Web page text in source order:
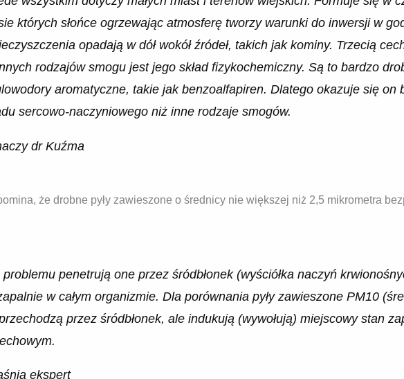
których słońce ogrzewając atmosferę tworzy warunki do inwersji w
opadają w dół wokół źródeł, takich jak kominy. Trzecią
rodzajów smogu jest jego skład fizykochemiczny. Są to bardzo
aromatyczne, takie jak benzoalfapiren. Dlatego okazuje się on
sercowo-naczyniowego niż inne rodzaje smogów.
dr Kuźma
że drobne pyły zawieszone o średnicy nie większej niż 2,5 mikrometra
problemu penetrują one przez śródbłonek (wyściółka naczyń
w całym organizmie. Dla porównania pyły zawieszone PM10
przez śródbłonek, ale indukują (wywołują) miejscowy stan
ekspert